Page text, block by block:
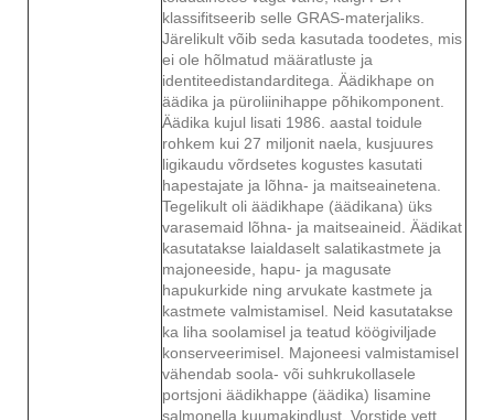
klassifitseerib selle GRAS-materjaliks.
Järelikult võib seda kasutada toodetes, mis
ei ole hõlmatud määratluste ja
identiteedistandarditega. Äädikhape on
äädika ja püroliinihappe põhikomponent.
Äädika kujul lisati 1986. aastal toidule
rohkem kui 27 miljonit naela, kusjuures
ligikaudu võrdsetes kogustes kasutati
hapestajate ja lõhna- ja maitseainetena.
Tegelikult oli äädikhape (äädikana) üks
varasemaid lõhna- ja maitseaineid. Äädikat
kasutatakse laialdaselt salatikastmete ja
majoneeside, hapu- ja magusate
hapukurkide ning arvukate kastmete ja
kastmete valmistamisel. Neid kasutatakse
ka liha soolamisel ja teatud köögiviljade
konserveerimisel. Majoneesi valmistamisel
vähendab soola- või suhkrukollasele
portsjoni äädikhappe (äädika) lisamine
salmonella kuumakindlust. Vorstide vett